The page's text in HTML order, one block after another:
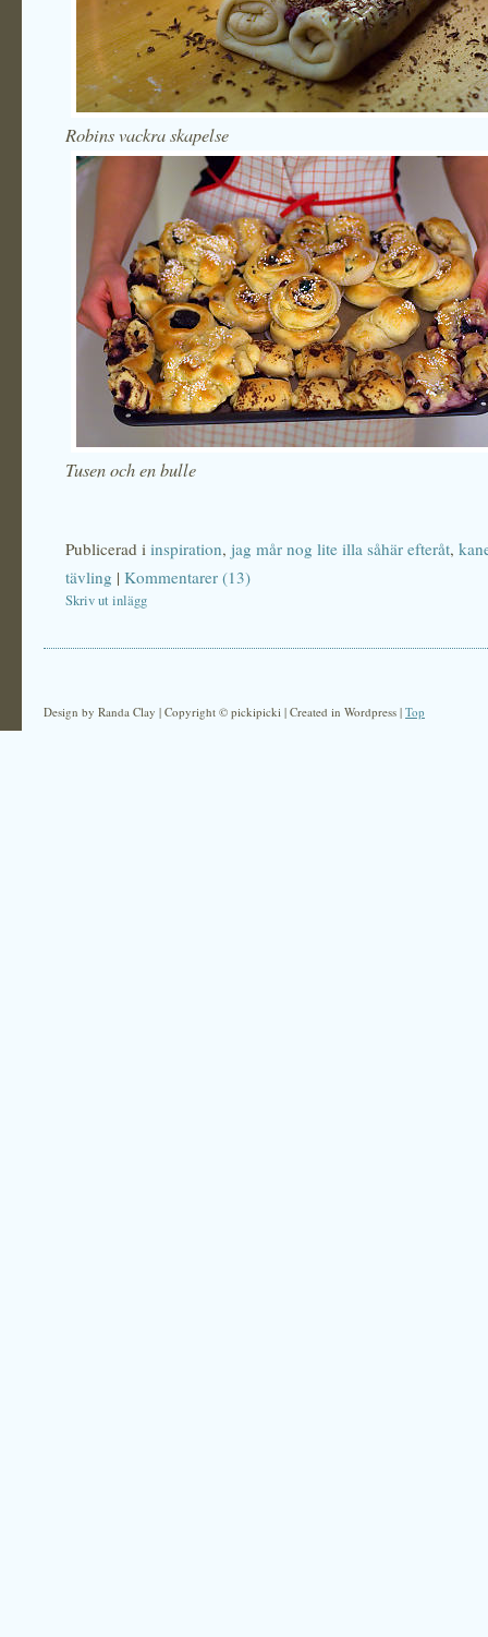
Robins vackra skapelse
Tusen och en bulle
Publicerad i inspiration, jag mår nog lite illa såhär efteråt,
tävling | Kommentarer (13)
Skriv ut inlägg
Design by Randa Clay | Copyright © pickipicki | Created in Wordpress | Top